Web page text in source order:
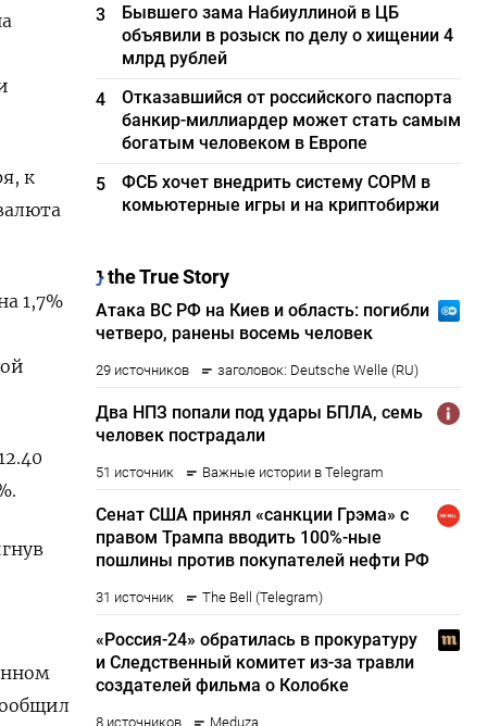
к
1,7%
3
Бывшего зама Набиуллиной в ЦБ
объявили в розыск по делу о хищении 4
млрд рублей
4
Отказавшийся от российского паспорта
банкир-миллиардер может стать самым
богатым человеком в Европе
5
ФСБ хочет внедрить систему СОРМ в
комьютерные игры и на криптобиржи